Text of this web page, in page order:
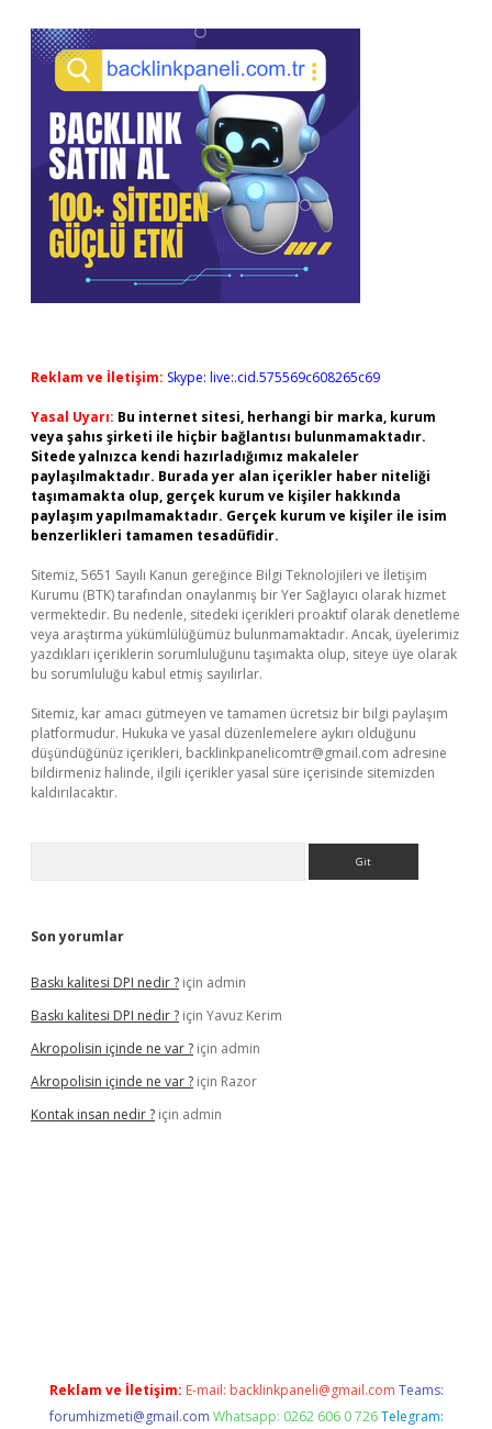
Reklam ve İletişim: Skype: live:.cid.575569c608265c69
Yasal Uyarı: Bu internet sitesi, herhangi bir marka, kurum
veya şahıs şirketi ile hiçbir bağlantısı bulunmamaktadır.
Sitede yalnızca kendi hazırladığımız makaleler
paylaşılmaktadır. Burada yer alan içerikler haber niteliği
taşımamakta olup, gerçek kurum ve kişiler hakkında
paylaşım yapılmamaktadır. Gerçek kurum ve kişiler ile isim
benzerlikleri tamamen tesadüfidir.
Sitemiz, 5651 Sayılı Kanun gereğince Bilgi Teknolojileri ve İletişim
Kurumu (BTK) tarafından onaylanmış bir Yer Sağlayıcı olarak hizmet
vermektedir. Bu nedenle, sitedeki içerikleri proaktif olarak denetleme
veya araştırma yükümlülüğümüz bulunmamaktadır. Ancak, üyelerimiz
yazdıkları içeriklerin sorumluluğunu taşımakta olup, siteye üye olarak
bu sorumluluğu kabul etmiş sayılırlar.
Sitemiz, kar amacı gütmeyen ve tamamen ücretsiz bir bilgi paylaşım
platformudur. Hukuka ve yasal düzenlemelere aykırı olduğunu
düşündüğünüz içerikleri, backlinkpanelicomtr@gmail.com adresine
bildirmeniz halinde, ilgili içerikler yasal süre içerisinde sitemizden
kaldırılacaktır.
Son yorumlar
Baskı kalitesi DPI nedir ? için admin
Baskı kalitesi DPI nedir ? için Yavuz Kerim
Akropolisin içinde ne var ? için admin
Akropolisin içinde ne var ? için Razor
Kontak insan nedir ? için admin
Reklam ve İletişim: E-mail: backlinkpaneli@gmail.com Teams:
forumhizmeti@gmail.com Whatsapp: 0262 606 0 726 Telegram: